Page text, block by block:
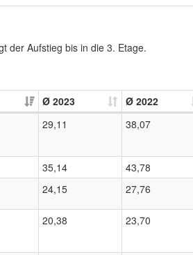
der Aufstieg bis in die 3. Etage.
Ø 2023 Ø 2022
29,11 38,07
35,14 43,78
24,15 27,76
20,38 23,70